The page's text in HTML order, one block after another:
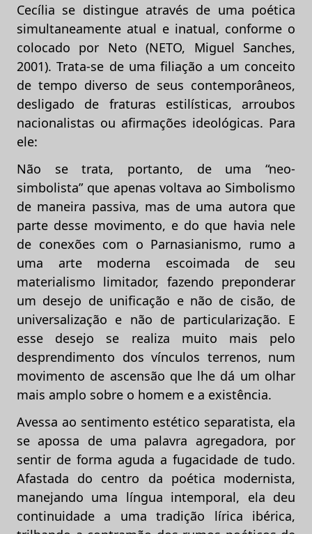
Cecília se distingue através de uma poética
simultaneamente atual e inatual, conforme o
colocado por Neto (NETO, Miguel Sanches,
2001). Trata-se de uma filiação a um conceito
de tempo diverso de seus contemporâneos,
desligado de fraturas estilísticas, arroubos
nacionalistas ou afirmações ideológicas. Para
ele:
Não se trata, portanto, de uma “neo-
simbolista” que apenas voltava ao Simbolismo
de maneira passiva, mas de uma autora que
parte desse movimento, e do que havia nele
de conexões com o Parnasianismo, rumo a
uma arte moderna escoimada de seu
materialismo limitador, fazendo preponderar
um desejo de unificação e não de cisão, de
universalização e não de particularização. E
esse desejo se realiza muito mais pelo
desprendimento dos vínculos terrenos, num
movimento de ascensão que lhe dá um olhar
mais amplo sobre o homem e a existência.
Avessa ao sentimento estético separatista, ela
se apossa de uma palavra agregadora, por
sentir de forma aguda a fugacidade de tudo.
Afastada do centro da poética modernista,
manejando uma língua intemporal, ela deu
continuidade a uma tradição lírica ibérica,